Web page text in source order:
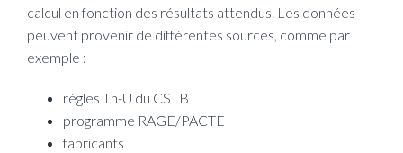
calcul en fonction des résultats attendus. Les données
peuvent provenir de différentes sources, comme par
exemple :
règles Th-U du CSTB
programme RAGE/PACTE
fabricants